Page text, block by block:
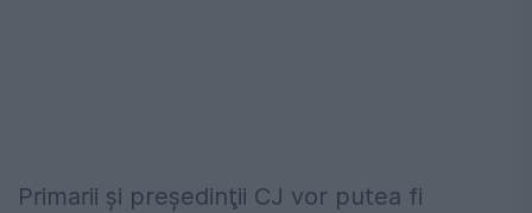
Primarii şi preşedinţii CJ vor putea fi